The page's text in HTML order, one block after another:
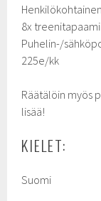
8x
Puhelin-/
225e/kk
Räätälöin myös
lisää!
KIELET:
Suomi